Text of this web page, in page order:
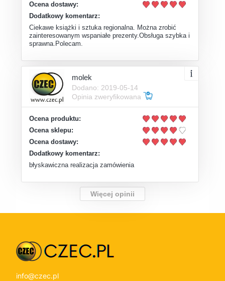
Ocena dostawy:
Dodatkowy komentarz:
Ciekawe książki i sztuka regionalna. Można zrobić
zainteresowanym wspaniałe prezenty.Obsługa szybka i
sprawna.Polecam.
molek
Dodano: 2019-05-14
Opinia zweryfikowana
Ocena produktu:
Ocena sklepu:
Ocena dostawy:
Dodatkowy komentarz:
błyskawiczna realizacja zamówienia
Więcej opinii
info@czec.pl